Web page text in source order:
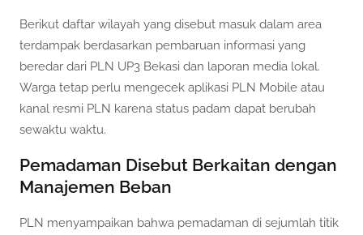
Berikut daftar wilayah yang disebut masuk dalam area
terdampak berdasarkan pembaruan informasi yang
beredar dari PLN UP3 Bekasi dan laporan media lokal.
Warga tetap perlu mengecek aplikasi PLN Mobile atau
kanal resmi PLN karena status padam dapat berubah
sewaktu waktu.
Pemadaman Disebut Berkaitan dengan
Manajemen Beban
PLN menyampaikan bahwa pemadaman di sejumlah titik